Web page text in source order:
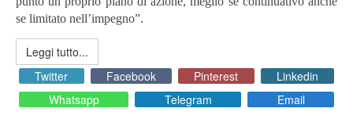
se limitato nell’impegno”.
Leggi tutto...
Twitter
Facebook Pinterest
Linkedin
Whatsapp
Telegram Email